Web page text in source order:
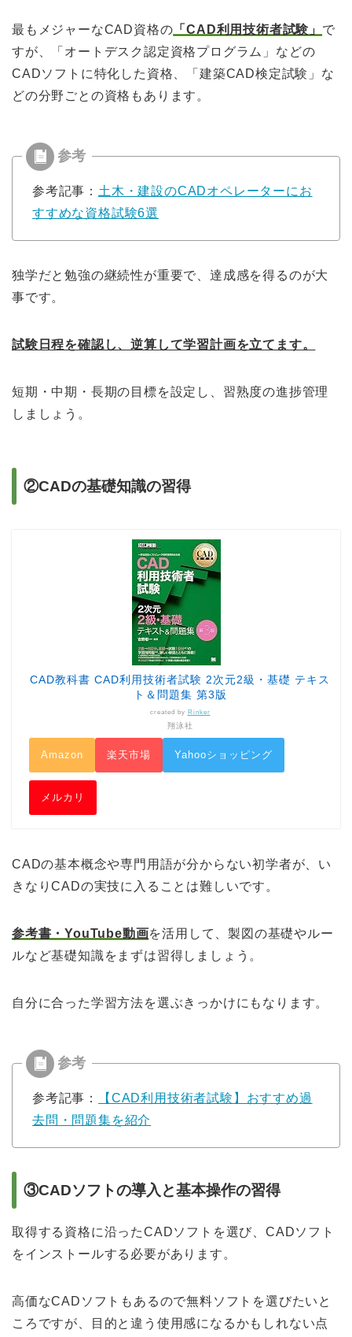
最もメジャーなCAD資格の 「CAD利用技術者試験」 で
すが、「オートデスク認定資格プログラム」などの
CADソフトに特化した資格、「建築CAD検定試験」な
どの分野ごとの資格もあります。
参考記事： 土木・建設のCADオペレーターにお
すすめな資格試験6選
独学だと勉強の継続性が重要で、達成感を得るのが大
事です。
試験日程を確認し、逆算して学習計画を立てます。
短期・中期・長期の目標を設定し、習熟度の進捗管理
しましょう。
②CADの基礎知識の習得
CAD教科書 CAD利用技術者試験 2次元2級・基礎 テキス
ト＆問題集 第3版
created by Rinker
翔泳社
Amazon 楽天市場 Yahooショッピング
メルカリ
CADの基本概念や専門用語が分からない初学者が、い
きなりCADの実技に入ることは難しいです。
参考書・YouTube動画を活用して、製図の基礎やルー
ルなど基礎知識をまずは習得しましょう。
自分に合った学習方法を選ぶきっかけにもなります。
参考記事：
【CAD利用技術者試験】おすすめ過
去問・問題集を紹介
③CADソフトの導入と基本操作の習得
取得する資格に沿ったCADソフトを選び、CADソフト
をインストールする必要があります。
高価なCADソフトもあるので無料ソフトを選びたいと
ころですが、目的と違う使用感になるかもしれない点